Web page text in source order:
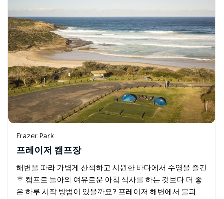
Frazer Park
프레이저 캠프장
해변을 따라 가볍게 산책하고 시원한 바다에서 수영을 즐긴
후 캠프로 돌아와 여유로운 아침 식사를 하는 것보다 더 좋
은 하루 시작 방법이 있을까요? 프레이저 해변에서 불과